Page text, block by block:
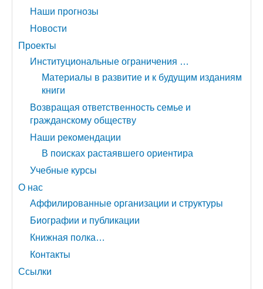
Наши прогнозы
Новости
Проекты
Институциональные ограничения …
Материалы в развитие и к будущим изданиям
книги
Возвращая ответственность семье и
гражданскому обществу
Наши рекомендации
В поисках растаявшего ориентира
Учебные курсы
О нас
Аффилированные организации и структуры
Биографии и публикации
Книжная полка…
Контакты
Ссылки